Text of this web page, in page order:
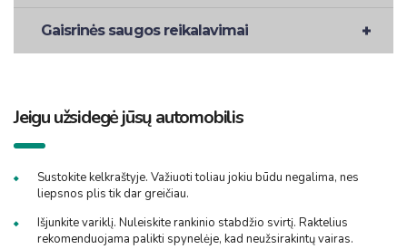
Gaisrinės saugos reikalavimai
Jeigu užsidegė jūsų automobilis
Sustokite kelkraštyje. Važiuoti toliau jokiu būdu negalima, nes
liepsnos plis tik dar greičiau.
Išjunkite variklį. Nuleiskite rankinio stabdžio svirtį. Raktelius
rekomenduojama palikti spynelėje, kad neužsirakintų vairas.